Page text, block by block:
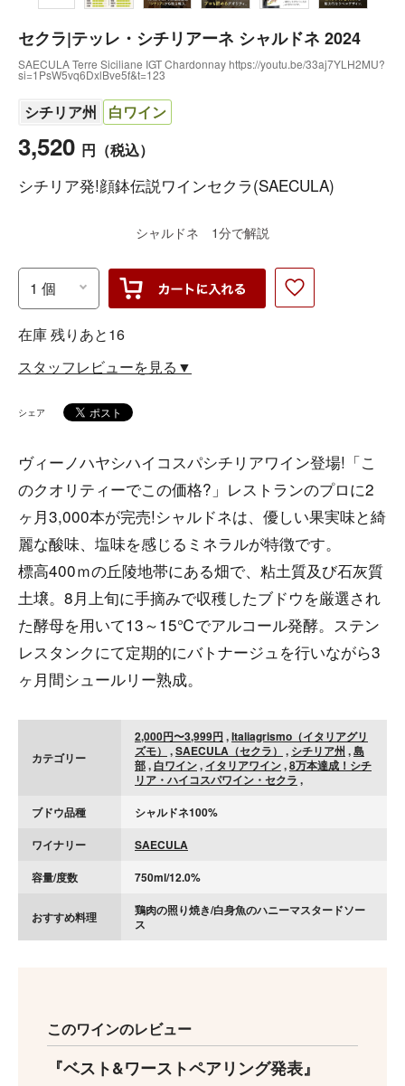
セクラ|テッレ・シチリアーネ シャルドネ 2024
SAECULA Terre Siciliane IGT Chardonnay https://youtu.be/33aj7YLH2MU?
si=1PsW5vq6DxlBve5f&t=123
シチリア州 白ワイン
3,520 円 （税込）
シチリア発!顔鉢伝説ワインセクラ(SAECULA)
シャルドネ 1分で解説
在庫 残りあと16
スタッフレビューを見る▼
シェア
ヴィーノハヤシハイコスパシチリアワイン登場!「こ
のクオリティーでこの価格?」レストランのプロに2
ヶ月3,000本が完売!シャルドネは、優しい果実味と綺
麗な酸味、塩味を感じるミネラルが特徴です。
標高400ｍの丘陵地帯にある畑で、粘土質及び石灰質
土壌。8月上旬に手摘みで収穫したブドウを厳選され
た酵母を用いて13～15℃でアルコール発酵。ステン
レスタンクにて定期的にバトナージュを行いながら3
ヶ月間シュールリー熟成。
カテゴリー
2,000円〜3,999円 ,Italiagrismo（イタリアグリ
ズモ） ,SAECULA（セクラ） , シチリア州 ,島
部, 白ワイン, イタリアワイン,8万本達成！シチ
リア・ハイコスパワイン・セクラ ,
ブドウ品種
シャルドネ100%
ワイナリー
SAECULA
容量/度数
750ml/12.0%
おすすめ料理
鶏肉の照り焼き/白身魚のハニーマスタードソー
ス
このワインのレビュー
ベスト&ワーストペアリング発表